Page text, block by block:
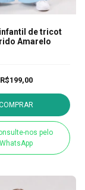
de tricot
Amarelo
R$199,00
nos pelo
WhatsApp